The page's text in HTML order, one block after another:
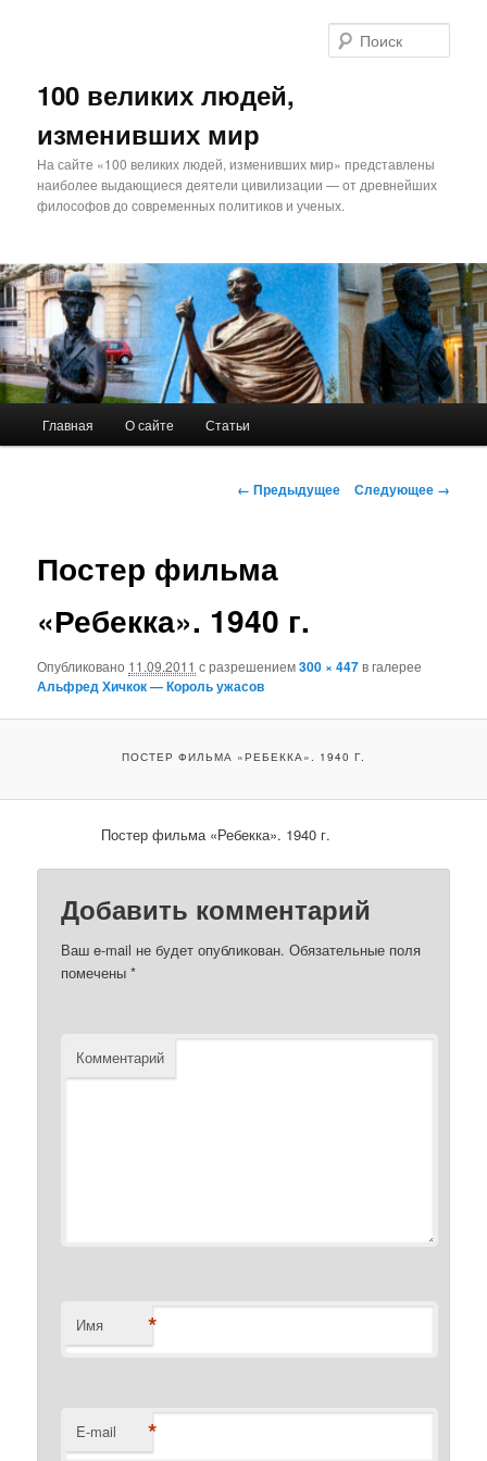
100 великих людей,
изменивших мир
На сайте «100 великих людей, изменивших мир» представлены
наиболее выдающиеся деятели цивилизации — от древнейших
философов до современных политиков и ученых.
Перейти
содержимому
Главная О сайте Статьи
Навигация
← Предыдущее Следующее →
Постер фильма
«Ребекка». 1940 г.
Опубликовано 11.09.2011 с разрешением300 × 447в галерее
Альфред Хичкок — Король ужасов
ПОСТЕР ФИЛЬМА «РЕБЕККА». 1940 Г.
Постер фильма «Ребекка». 1940 г.
Добавить комментарий
Ваш e-mail не будет опубликован. Обязательные поля
помечены*
Комментарий
Имя *
E-mail *